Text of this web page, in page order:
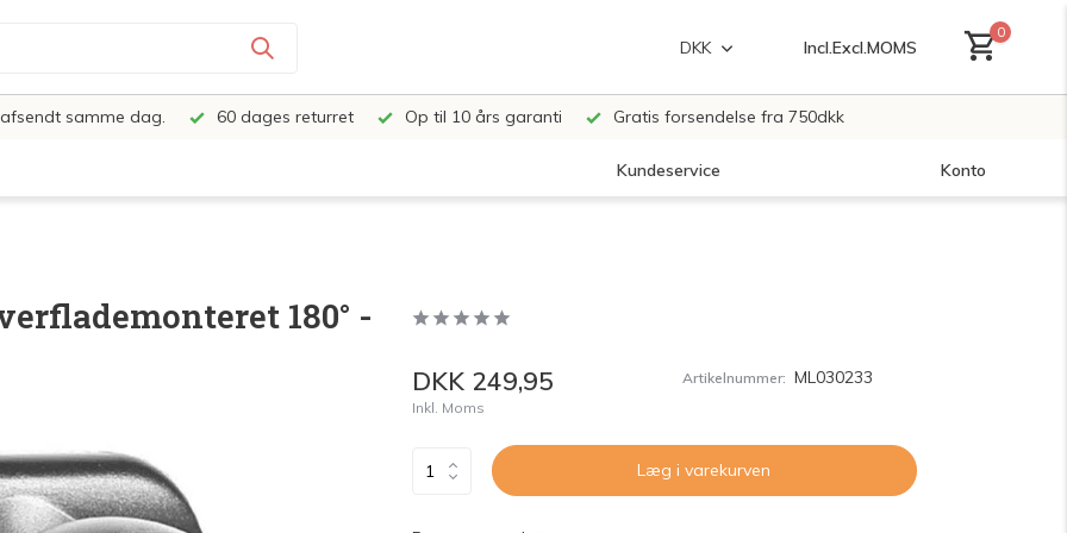
DKK Incl.Excl.MOMS
0
samme dag. 60 dages returret Op til 10 års garanti Gratis forsendelse fra 750dkk
Kundeservice Konto
180° -
DKK 249,95
Inkl. Moms
Artikelnummer: ML030233
Læg i varekurven